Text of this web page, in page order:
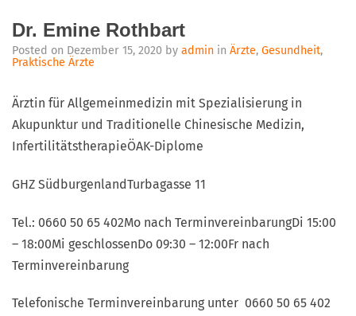
Dr. Emine Rothbart
Posted on Dezember 15, 2020 by admin in Ärzte, Gesundheit,
Praktische Ärzte
Ärztin für Allgemeinmedizin mit Spezialisierung in
Akupunktur und Traditionelle Chinesische Medizin,
InfertilitätstherapieÖAK-Diplome
GHZ SüdburgenlandTurbagasse 11
Tel.: 0660 50 65 402Mo nach TerminvereinbarungDi 15:00
– 18:00Mi geschlossenDo 09:30 – 12:00Fr nach
Terminvereinbarung
Telefonische Terminvereinbarung unter 0660 50 65 402